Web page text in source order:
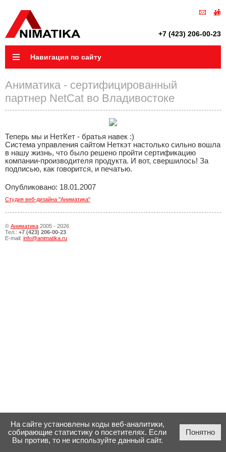
+7 (423) 206-00-23
Навигация по сайту
Аниматика - сертифицированный
партнер NetCat во Владивостоке
Теперь мы и НетКет - братья навек :)
Система управления сайтом Неткэт настолько сильно вошла
в нашу жизнь, что было решено пройти сертификацию
компании-производителя продукта. И вот, свершилось! За
подписью, как говорится, и печатью.
Опубликовано: 18.01.2007
Студия веб-дизайна "Аниматика"
© Аниматика 2005 - 2026
Тел.: +7 (423) 206-00-23
E-mail: info@animatika.ru
На сайте установлены коды веб-аналитики,
собирающие статистику о посетителях. Если
Вы против, то не используйте данный сайт.
Понятно